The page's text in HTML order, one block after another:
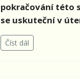
pokračování této
se uskuteční v
Číst dál